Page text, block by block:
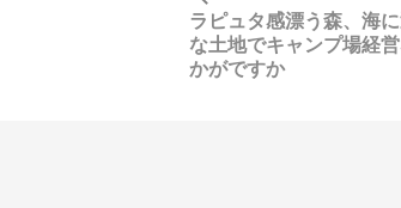
ラピュタ感漂う森、海
な土地でキャンプ場経
かがですか